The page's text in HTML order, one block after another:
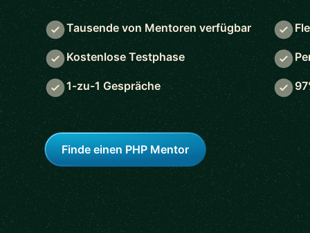
Tausende von Mentoren verfügbar
Kostenlose Testphase
1-zu-1 Gespräche
Finde einen PHP Mentor